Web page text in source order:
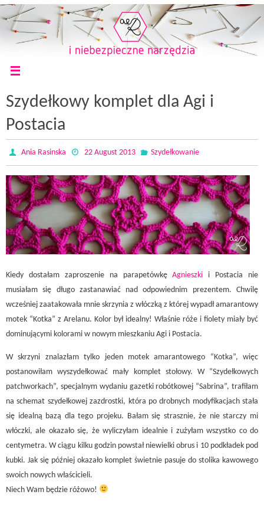
Szydełkowy komplet dla Agi i
Postacia
Ania Rasinska 22 August 2013 Szydełkowanie
Kiedy dostałam zaproszenie na parapetówkęAgnieszki i Postacia nie
musiałam się długo zastanawiać nad odpowiednim prezentem. Chwilę
wcześniej zaatakowała mnie skrzynia z włóczką z której wypadł amarantowy
motek “Kotka” z Arelanu. Kolor był idealny! Właśnie róże i fiolety miały być
dominującymi kolorami w nowym mieszkaniu Agi i Postacia.
W skrzyni znalazłam tylko jeden motek amarantowego “Kotka”, więc
postanowiłam wyszydełkować mały komplet stołowy. W “Szydełkowych
patchworkach”, specjalnym wydaniu gazetki robótkowej “Sabrina”, trafiłam
na schemat szydełkowej zazdrostki, która po drobnych modyfikacjach stała
się idealną bazą dla tego projeku. Bałam się strasznie, że nie starczy mi
włóczki, ale okazało się, że wyliczyłam idealnie i zużyłam wszystko co do
centymetra. W ciągu kilku godzin powstał niewielki obrus i 10 podkładek pod
kubki. Jak się później okazało komplet świetnie pasuje do stolika kawowego
swoich nowych właścicieli.
Niech Wam będzie różowo!